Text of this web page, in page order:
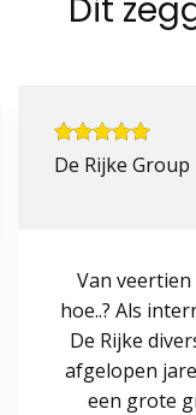
Dit
De Rijke Group
Van
hoe..? Als
De Rijke
afgelopen
een grote